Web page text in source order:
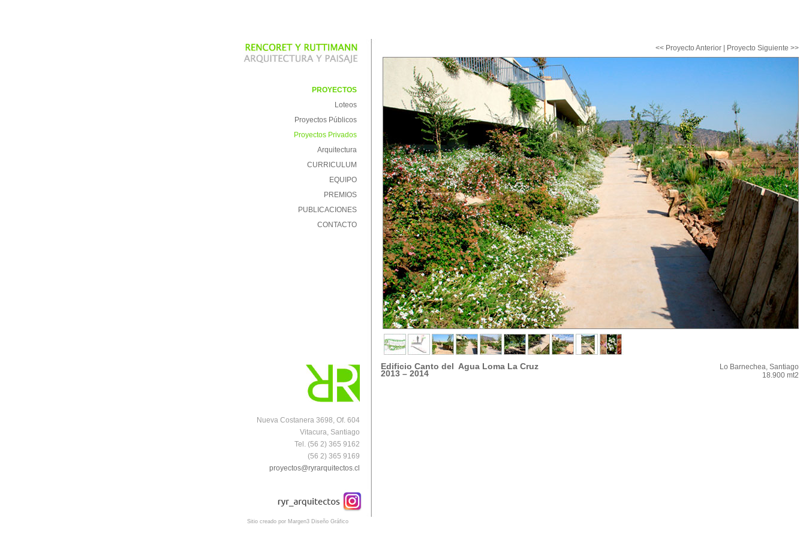
PROYECTOS
Loteos
Proyectos Públicos
Proyectos Privados
Arquitectura
CURRICULUM
EQUIPO
PREMIOS
PUBLICACIONES
CONTACTO
Nueva Costanera 3698, Of. 604
Vitacura, Santiago
Tel. (56 2) 365 9162
(56 2) 365 9169
proyectos@ryrarquitectos.cl
<< Proyecto Anterior Proyecto Siguiente >>
Edificio Canto del Agua Loma La Cruz
2013 – 2014
Lo Barnechea, Santiago
18.900 mt2
Sitio creado por Margen3 Diseño Gráfico